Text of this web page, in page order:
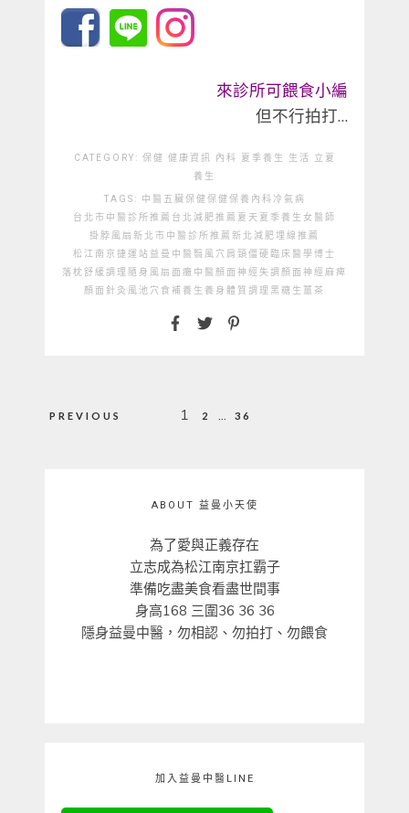
來診所可餵食小編
但不行拍打…
CATEGORY: 保健 健康資訊 內科 夏季養生 生活
立夏
養生
TAGS: 中醫 五臟保健保健保養 內科 冷氣病
台北市中醫診所推薦 台北減肥推薦 夏天 夏季養生 女醫師
掛脖風扇 新北市中醫診所推薦 新北減肥埋線推薦
松江南京捷運站 益曼中醫 翳風穴 肩頸僵硬 臨床醫學博士
落枕舒緩 調理 隨身風扇 面癱中醫 顏面神經失調 顏面神經麻痺
顏面針灸 風池穴 食補 養生 養身 體質調理 黑糖生薑茶
PREVIOUS 1 2 ... 36
ABOUT 益曼小天使
為了愛與正義存在
立志成為松江南京扛霸子
準備吃盡美食看盡世間事
身高168 三圍36 36 36
隱身益曼中醫，勿相認、勿拍打、勿餵食
加入益曼中醫LINE